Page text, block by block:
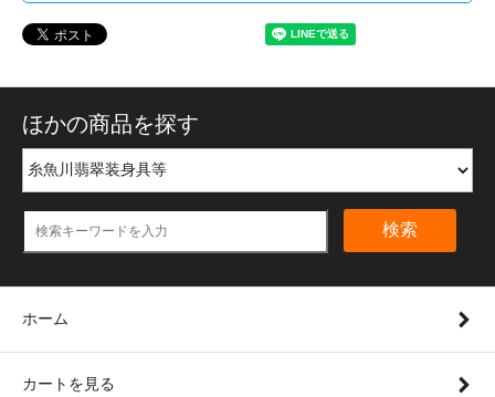
ほかの商品を探す
検索
ホーム
カートを見る